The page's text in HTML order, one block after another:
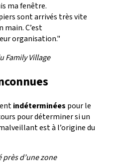
ma fenêtre.
sont arrivés très vite
C’est
organisation."
Family Village
indéterminées pour le
pour déterminer si un
est à l’origine du
près d’une zone